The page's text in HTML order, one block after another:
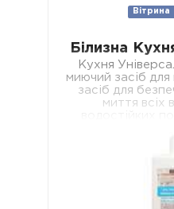
Вітрина
Білизна
Кухня
миючий засіб для
засіб для
миття всіх